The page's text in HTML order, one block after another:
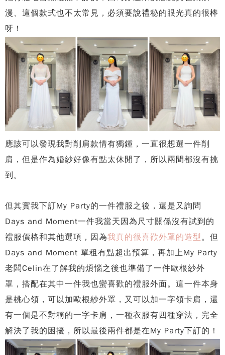
漫、這個款式也不太常見，必須要說禮秘的眼光真的很棒
呀！
應該可以發現我對削肩款情有獨鍾，一直很想選一件削
肩，但是作為婚紗好像有點太休閒了，所以兩間都沒有挑
到。
但其實我下訂My Party的一件禮服之後，還是又詢問
Days and Moment一件我當天因為尺寸關係沒有試到的
禮服價格和其他選項，因為我真的很喜歡外罩的造型。但
Days and Moment 單租有點超出預算，再加上My Party
老闆Celin在了解我的煩惱之後也準備了一件歐根紗外
罩，搭配在其中一件我也蠻喜歡的禮服外面。這一件本身
是桃心領，可以加歐根紗外罩，又可以加一字領卡肩，還
有一個是不對稱的一字卡肩，一種衣服有四種穿法，完全
解決了我的困擾，所以最後兩件都是在My Party下訂的！